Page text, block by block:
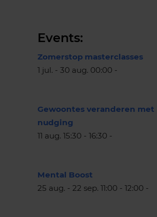
Events:
Zomerstop masterclasses
1 jul. - 30 aug. 00:00 -
Gewoontes veranderen met
nudging
11 aug. 15:30 - 16:30 -
Mental Boost
25 aug. - 22 sep. 11:00 - 12:00 -